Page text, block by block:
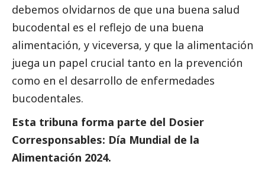
debemos olvidarnos de que una buena salud
bucodental es el reflejo de una buena
alimentación, y viceversa, y que la alimentación
juega un papel crucial tanto en la prevención
como en el desarrollo de enfermedades
bucodentales.
Esta tribuna forma parte del Dosier
Corresponsables: Día Mundial de la
Alimentación 2024.